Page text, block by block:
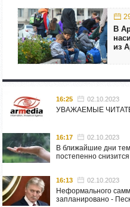
В
из
16:25 02.10.2023
УВАЖАЕМЫЕ
16:17 02.10.2023
В ближайшие дни
постепенно
16:13 02.10.2023
Неформального
запланировано -